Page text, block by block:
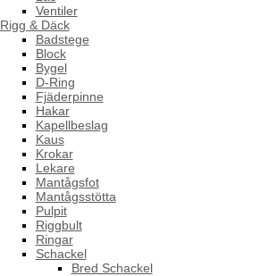
Ventiler
Rigg & Däck
Badstege
Block
Bygel
D-Ring
Fjäderpinne
Hakar
Kapellbeslag
Kaus
Krokar
Lekare
Mantågsfot
Mantågsstötta
Pulpit
Riggbult
Ringar
Schackel
Bred Schackel